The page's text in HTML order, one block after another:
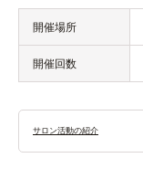
開催場所
開催回数
サロン活動の紹介